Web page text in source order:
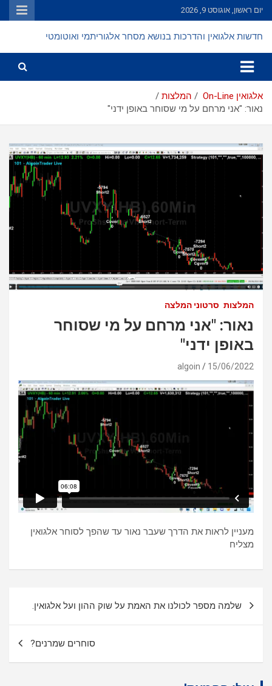
Skip
to
יום ראשון, אוגוסט 9, 2026
חדשות אלגואין והדרכות בנושא מסחר אלגוריתמי ואוטומטי
אלגואין On-Line
המלצות
נאור: "אני מרחם על מי שסוחר באופן ידני"
המלצות סרטוני המלצה
נאור: "אני מרחם על מי שסוחר
באופן ידני"
15/06/2022
algoin
מעניין לראות את הדרך שעבר נאור עד שהפך לסוחר אלגואין
מצליח
שלמה מספר לכולנו את האמת על שוק ההון ועל אלגואין.
סוחרים שמרנים?